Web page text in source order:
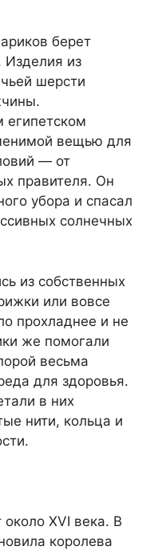
берет
Изделия из
шерсти
египетском
вещью для
— от
правителя. Он
убора и спасал
солнечных
из собственных
или вовсе
прохладнее и не
же помогали
весьма
для здоровья.
в них
нити, кольца и
XVI века. В
королева